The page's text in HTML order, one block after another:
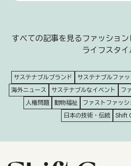
すべての記事を見る ファッション
ライフスタイ
サステナブルブランド サステナブルファ
海外ニュース
サステナブルなイベント フ
人権問題
動物福祉 ファストファッシ
日本の技術・伝統
Shift